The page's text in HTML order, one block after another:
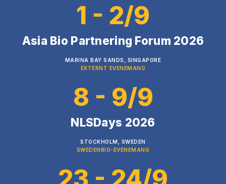
1 - 2/9
Asia Bio Partnering Forum 2026
MARINA BAY SANDS, SINGAPORE
EXTERNT EVENEMANG
8 - 9/9
NLSDays 2026
STOCKHOLM, SWEDEN
SWEDENBIO-EVENEMANG